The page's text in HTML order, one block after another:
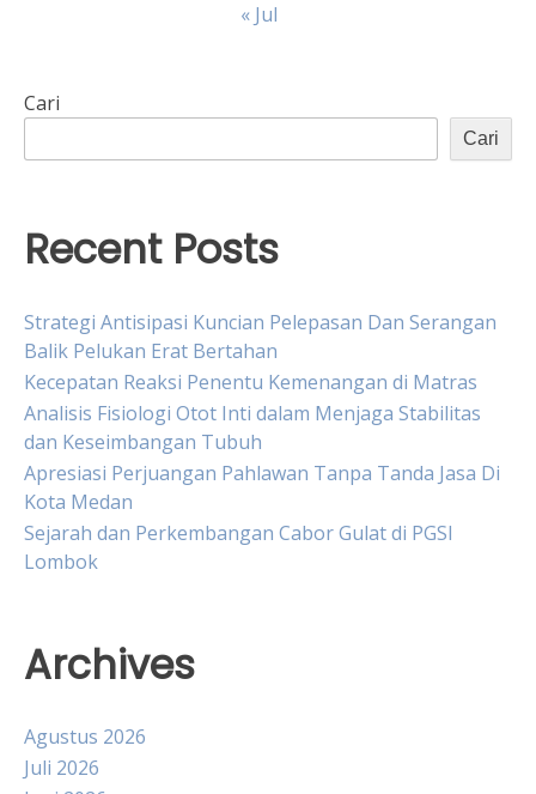
« Jul
Cari
Cari
Recent Posts
Strategi Antisipasi Kuncian Pelepasan Dan Serangan
Balik Pelukan Erat Bertahan
Kecepatan Reaksi Penentu Kemenangan di Matras
Analisis Fisiologi Otot Inti dalam Menjaga Stabilitas
dan Keseimbangan Tubuh
Apresiasi Perjuangan Pahlawan Tanpa Tanda Jasa Di
Kota Medan
Sejarah dan Perkembangan Cabor Gulat di PGSI
Lombok
Archives
Agustus 2026
Juli 2026